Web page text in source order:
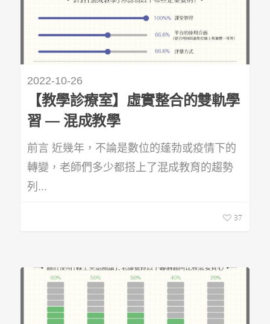
2022-10-26
【教學診療室】虛實整合的雙軌學
習 — 混成教學
前言 近幾年，不論是數位的蓬勃或疫情下的
轉變，老師們多少都搭上了混成教育的趨勢
列...
37